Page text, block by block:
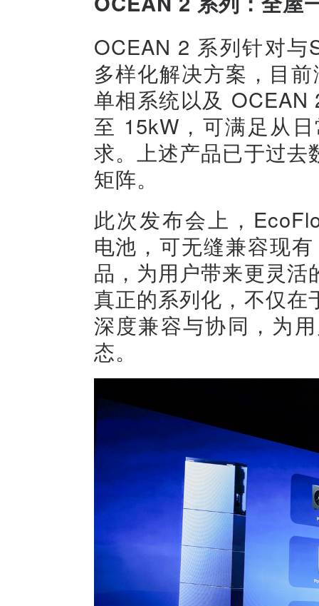
OCEAN 2 系列针对
多样化解决方案，目
单相系统以及
至 15kW，可满足从
求。上述产品已于过
矩阵。
此次发布会上，
电池，可无缝兼容现
品，为用户带来更灵
真正的系列化，不仅
深度兼容与协同，为
态。